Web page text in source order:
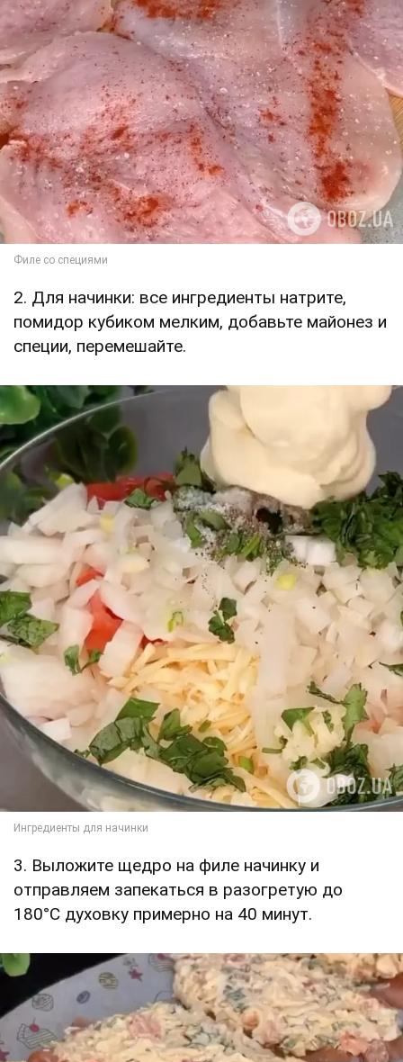
2. Для начинки: все ингредиенты натрите,
помидор кубиком мелким, добавьте майонез и
специи, перемешайте.
3. Выложите щедро на филе начинку и
отправляем запекаться в разогретую до
180°С духовку примерно на 40 минут.